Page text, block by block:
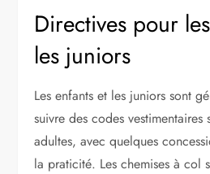
Directives pour
les juniors
Les enfants et les juniors sont
suivre des codes
adultes, avec quelques
la praticité. Les chemises à col